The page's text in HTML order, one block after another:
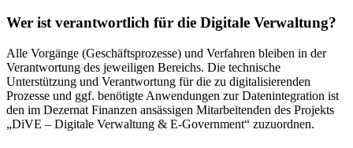
Wer ist verantwortlich für die Digitale Verwaltung?
Alle Vorgänge (Geschäftsprozesse) und Verfahren bleiben in der
Verantwortung des jeweiligen Bereichs. Die technische
Unterstützung und Verantwortung für die zu digitalisierenden
Prozesse und ggf. benötigte Anwendungen zur Datenintegration ist
den im Dezernat Finanzen ansässigen Mitarbeitenden des Projekts
„DiVE – Digitale Verwaltung & E-Government“ zuzuordnen.